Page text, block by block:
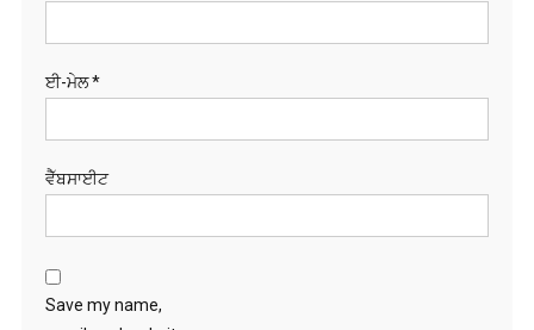
ਈ-ਮੇਲ*
ਵੈੱਬਸਾਈਟ
Save my name,